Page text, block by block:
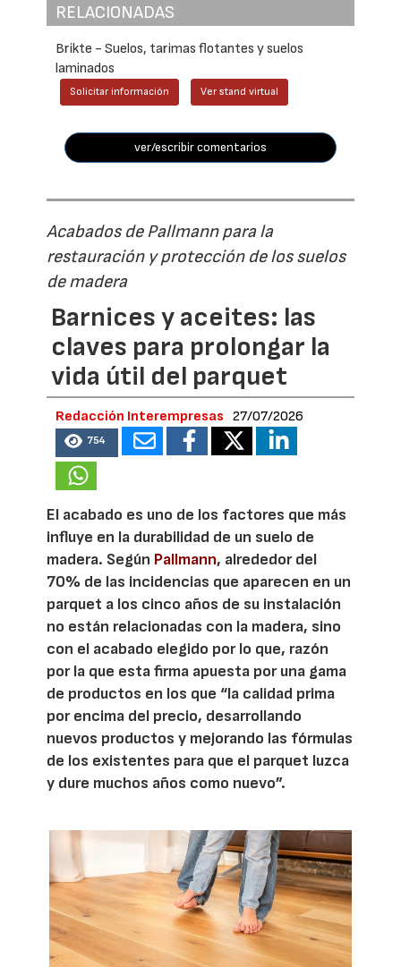
RELACIONADAS
Brikte - Suelos, tarimas flotantes y suelos
laminados
Solicitar información Ver stand virtual
ver/escribir comentarios
Acabados de Pallmann para la
restauración y protección de los suelos
de madera
Barnices y aceites: las
claves para prolongar la
vida útil del parquet
Redacción Interempresas 27/07/2026
754
El acabado es uno de los factores que más
influye en la durabilidad de un suelo de
madera. Según Pallmann, alrededor del
70% de las incidencias que aparecen en un
parquet a los cinco años de su instalación
no están relacionadas con la madera, sino
con el acabado elegido por lo que, razón
por la que esta firma apuesta por una gama
de productos en los que “la calidad prima
por encima del precio, desarrollando
nuevos productos y mejorando las fórmulas
de los existentes para que el parquet luzca
y dure muchos años como nuevo”.